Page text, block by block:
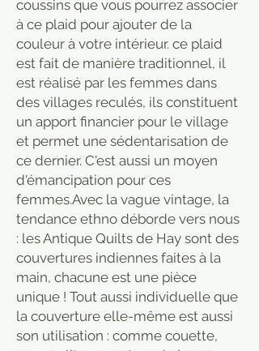
coussins que vous pourrez associer
à ce plaid pour ajouter de la
couleur à votre intérieur. ce plaid
est fait de manière traditionnel, il
est réalisé par les femmes dans
des villages reculés, ils constituent
un apport financier pour le village
et permet une sédentarisation de
ce dernier. C'est aussi un moyen
d'émancipation pour ces
femmes.Avec la vague vintage, la
tendance ethno déborde vers nous
: les Antique Quilts de Hay sont des
couvertures indiennes faites à la
main, chacune est une pièce
unique ! Tout aussi individuelle que
la couverture elle-même est aussi
son utilisation : comme couette,